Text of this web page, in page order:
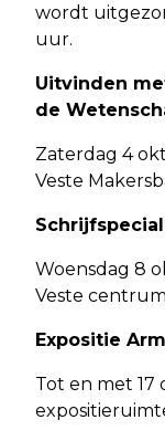
wordt
uur.
Uitvinden
de
Zaterdag 4
Veste
Woensdag 8
Veste centrum
Expositie
Tot en met 17